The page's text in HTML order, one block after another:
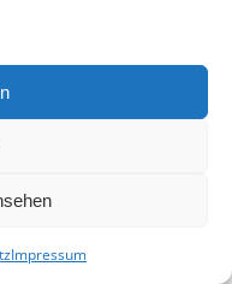
Impressum
zu